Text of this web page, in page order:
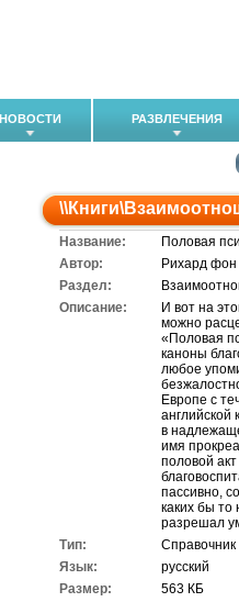
НОВОСТИ РАЗВЛЕЧЕНИЯ
\\Книги\
Название:
Половая
Автор:
Рихард
Раздел:
Описание:
И вот на
можно
«Половая
каноны
любое
Европе с
в
имя
половой
пассивно,
каких бы то
разрешал
Тип:
Справочник
Язык:
русский
Размер:
563 КБ